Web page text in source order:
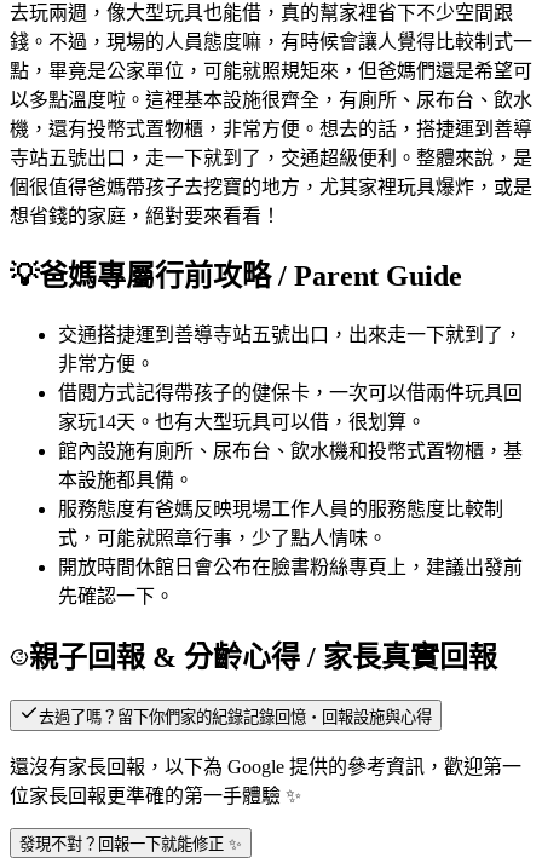
去玩兩週，像大型玩具也能借，真的幫家裡省下不少空間跟
錢。不過，現場的人員態度嘛，有時候會讓人覺得比較制式一
點，畢竟是公家單位，可能就照規矩來，但爸媽們還是希望可
以多點溫度啦。這裡基本設施很齊全，有廁所、尿布台、飲水
機，還有投幣式置物櫃，非常方便。想去的話，搭捷運到善導
寺站五號出口，走一下就到了，交通超級便利。整體來說，是
個很值得爸媽帶孩子去挖寶的地方，尤其家裡玩具爆炸，或是
想省錢的家庭，絕對要來看看！
💡爸媽專屬行前攻略 / Parent Guide
交通搭捷運到善導寺站五號出口，出來走一下就到了，
非常方便。
借閱方式記得帶孩子的健保卡，一次可以借兩件玩具回
家玩14天。也有大型玩具可以借，很划算。
館內設施有廁所、尿布台、飲水機和投幣式置物櫃，基
本設施都具備。
服務態度有爸媽反映現場工作人員的服務態度比較制
式，可能就照章行事，少了點人情味。
開放時間休館日會公布在臉書粉絲專頁上，建議出發前
先確認一下。
親子回報 & 分齡心得 / 家長真實回報
去過了嗎？留下你們家的紀錄記錄回憶・回報設施與心得
還沒有家長回報，以下為 Google 提供的參考資訊，歡迎第一
位家長回報更準確的第一手體驗 ✨
發現不對？回報一下就能修正 ✨